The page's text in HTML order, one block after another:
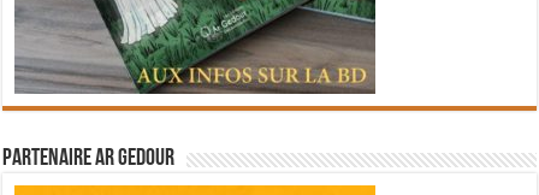
Partenaire Ar Gedour